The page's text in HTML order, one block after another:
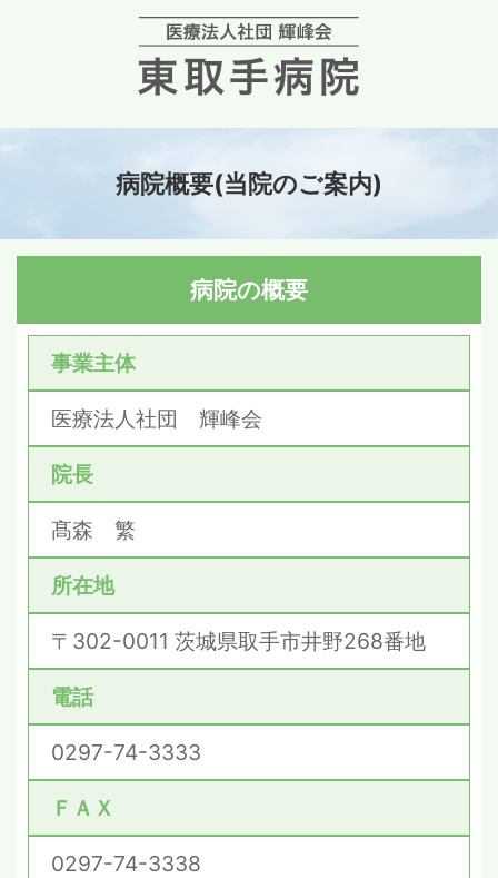
病院概要(当院のご案内)
病院の概要
事業主体
医療法人社団 輝峰会
院長
髙森 繁
所在地
〒302-0011 茨城県取手市井野268番地
電話
0297-74-3333
ＦＡＸ
0297-74-3338